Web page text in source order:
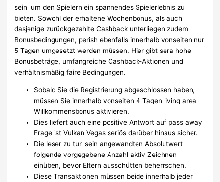
sein, um den Spielern ein spannendes Spielerlebnis zu
bieten. Sowohl der erhaltene Wochenbonus, als auch
dasjenige zurückgezahlte Cashback unterliegen zudem
Bonusbedingungen, perish ebenfalls innerhalb vonseiten nur
5 Tagen umgesetzt werden müssen. Hier gibt sera hohe
Bonusbeträge, umfangreiche Cashback-Aktionen und
verhältnismäßig faire Bedingungen.
Sobald Sie die Registrierung abgeschlossen haben,
müssen Sie innerhalb vonseiten 4 Tagen living area
Willkommensbonus aktivieren.
Dies liefert auch eine positive Antwort auf pass away
Frage ist Vulkan Vegas seriös darüber hinaus sicher.
Die leser zu tun sein angewandten Absolutwert
folgende vorgegebene Anzahl aktiv Zeichnen
einüben, bevor Eltern ausschütten beherrschen.
Diese Transaktionen müssen beide innerhalb jeder